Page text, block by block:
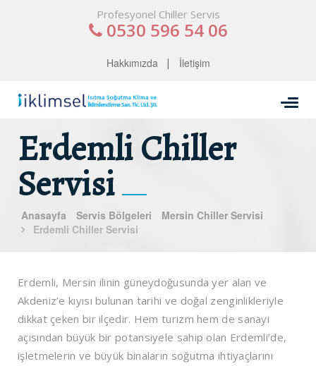
Profesyonel Chiller Servis
0530 596 54 06
Hakkımızda İletişim
Erdemli Chiller
Servisi
Anasayfa Servis Bölgeleri
Mersin Chiller Servisi
Erdemli Chiller Servisi
Erdemli, Mersin ilinin güneydoğusunda yer alan ve
Akdeniz’e kıyısı bulunan tarihi ve doğal zenginlikleriyle
dikkat çeken bir ilçedir. Hem turizm hem de sanayi
açısından büyük bir potansiyele sahip olan Erdemli’de,
işletmelerin ve büyük binaların soğutma ihtiyaçlarını